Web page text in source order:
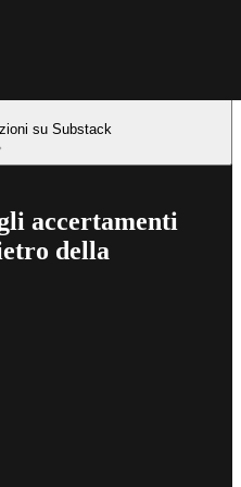
su Substack
accertamenti
della